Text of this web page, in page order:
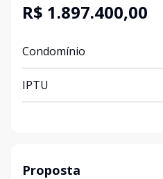
R$ 1.897.400,00
Condomínio
IPTU
Proposta